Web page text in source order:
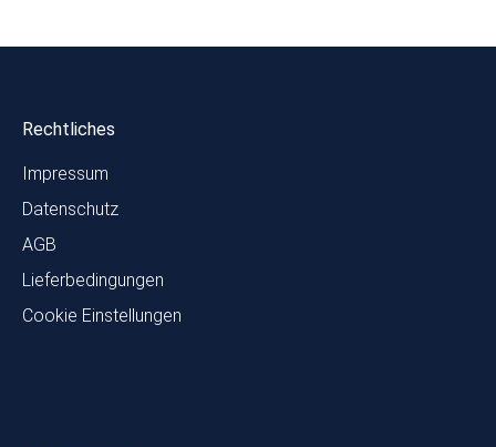
Rechtliches
Impressum
Datenschutz
AGB
Lieferbedingungen
Cookie Einstellungen